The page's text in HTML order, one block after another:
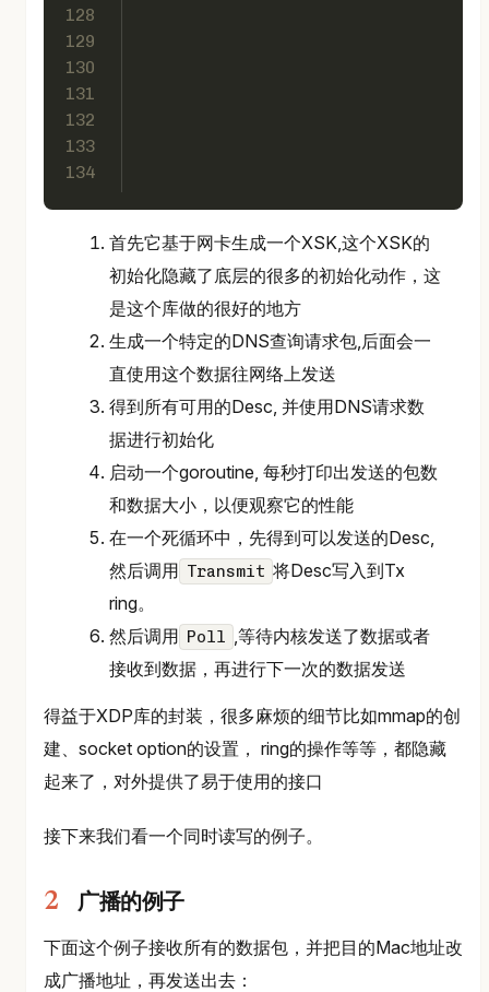
128
129
130
131
132
133
134
首先它基于网卡生成一个XSK,这个XSK的
初始化隐藏了底层的很多的初始化动作，这
是这个库做的很好的地方
生成一个特定的DNS查询请求包,后面会一
直使用这个数据往网络上发送
得到所有可用的Desc, 并使用DNS请求数
据进行初始化
启动一个goroutine, 每秒打印出发送的包数
和数据大小，以便观察它的性能
在一个死循环中，先得到可以发送的Desc,
然后调用 Transmit 将Desc写入到Tx
ring。
然后调用 Poll
,等待内核发送了数据或者
接收到数据，再进行下一次的数据发送
得益于XDP库的封装，很多麻烦的细节比如mmap的创
建、socket option的设置， ring的操作等等，都隐藏
起来了，对外提供了易于使用的接口
接下来我们看一个同时读写的例子。
广播的例子
下面这个例子接收所有的数据包，并把目的Mac地址改
成广播地址，再发送出去：